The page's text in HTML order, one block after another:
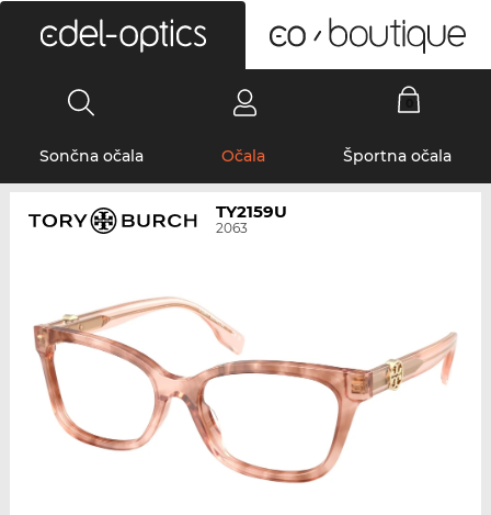
Sončna očala Očala Športna očala
TY2159U
2063